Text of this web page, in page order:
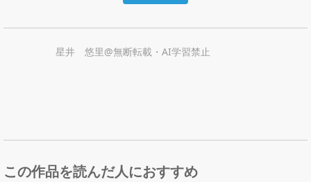
星井 悠里@無断転載・AI学習禁止
この作品を読んだ人におすすめ